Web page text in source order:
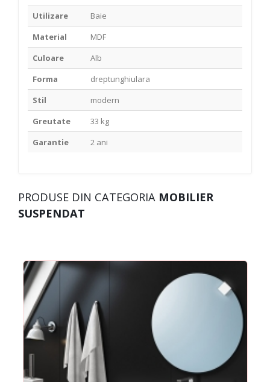
Utilizare
Baie
Material
MDF
Culoare
Alb
Forma
dreptunghiulara
Stil
modern
Greutate
33 kg
Garantie
2 ani
PRODUSE DIN CATEGORIA MOBILIER
SUSPENDAT